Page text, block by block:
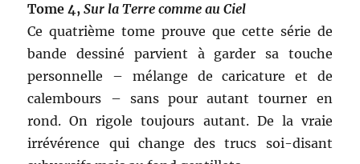
Tome 4,Sur la Terre comme au Ciel
Ce quatrième tome prouve que cette série de
bande dessiné parvient à garder sa touche
personnelle – mélange de caricature et de
calembours – sans pour autant tourner en
rond. On rigole toujours autant. De la vraie
irrévérence qui change des trucs soi-disant